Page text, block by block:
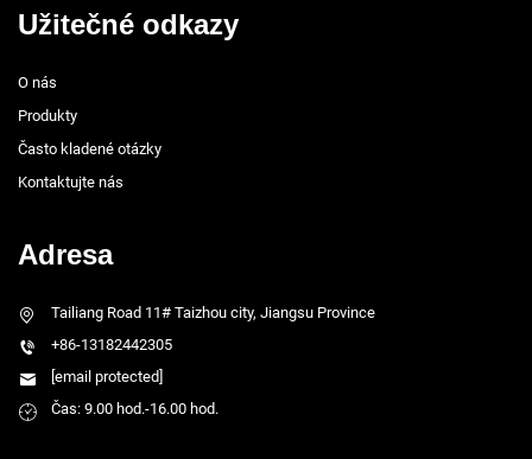
Užitečné odkazy
O nás
Produkty
Často kladené otázky
Kontaktujte nás
Adresa
Tailiang Road 11# Taizhou city, Jiangsu Province
+86-13182442305
[email protected]
Čas: 9.00 hod.-16.00 hod.